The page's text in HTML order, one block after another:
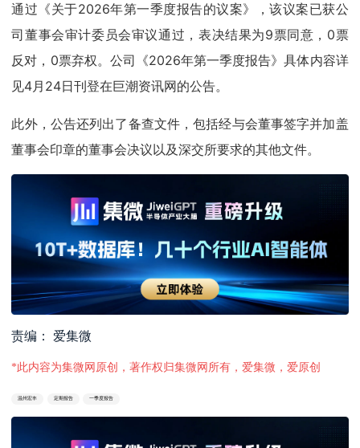
通过《关于2026年第一季度报告的议案》，该议案已获公
司董事会审计委员会审议通过，表决结果为9票同意，0票
反对，0票弃权。公司《2026年第一季度报告》具体内容详
见4月24日刊登在巨潮资讯网的公告。
此外，公告还列出了备查文件，包括经与会董事签字并加盖
董事会印章的董事会决议以及深交所要求的其他文件。
责编： 爱集微
*此内容为集微网原创，著作权归集微网所有，爱集微，爱原创
温州宏丰 定期报告 一季度报告